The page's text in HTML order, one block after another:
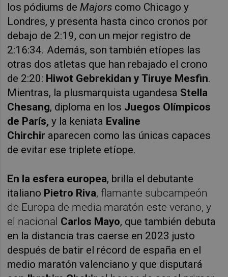
los pódiums deMajors como Chicago y
Londres, y presenta hasta cinco cronos por
debajo de 2:19, con un mejor registro de
2:16:34. Además, son también etíopes las
otras dos atletas que han rebajado el crono
de 2:20: Hiwot Gebrekidan y Tiruye Mesfin.
Mientras, la plusmarquista ugandesa Stella
Chesang, diploma en los Juegos Olímpicos
de París,y la keniata Evaline
Chirchir aparecen como las únicas capaces
de evitar ese triplete etíope.
En la esfera europea, brilla el debutante
italiano Pietro Riva, flamante subcampeón
de Europa de media maratón este verano, y
el nacional Carlos Mayo, que también debuta
en la distancia tras caerse en 2023 justo
después de batir el récord de españa en el
medio maratón valenciano y que disputará